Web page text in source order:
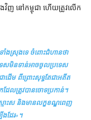
ញ នៅ​កម្ពុជា ហើយ​ត្រូវ​លើក
ាំងស្រុង​ទេ ចំពោះ​ជំហាន​ថា
េស​មិនទាន់​អាច​ចូល​ប្រទេស​
ើម ពីព្រោះ​សុទ្ធតែ​ជា​អតីត​
ែល​ត្រូវ​បាន​ចោទប្រកាន់​។
មោះ​ស និង​មាន​លក្ខខណ្ឌ​ពេញ
ដែរ»។